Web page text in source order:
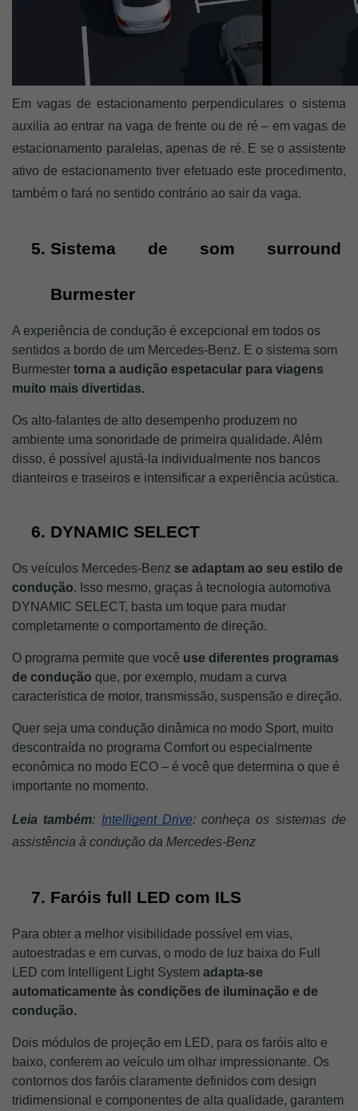
Em vagas de estacionamento perpendiculares o sistema
auxilia ao entrar na vaga de frente ou de ré – em vagas de
estacionamento paralelas, apenas de ré. E se o assistente
ativo de estacionamento tiver efetuado este procedimento,
também o fará no sentido contrário ao sair da vaga.
Sistema de som surround
Burmester
A experiência de condução é excepcional em todos os
sentidos a bordo de um Mercedes-Benz. E o sistema som
Burmester torna a audição espetacular para viagens
muito mais divertidas.
Os alto-falantes de alto desempenho produzem no
ambiente uma sonoridade de primeira qualidade. Além
disso, é possível ajustá-la individualmente nos bancos
dianteiros e traseiros e intensificar a experiência acústica.
DYNAMIC SELECT
Os veículos Mercedes-Benz se adaptam ao seu estilo de
condução. Isso mesmo, graças à tecnologia automotiva
DYNAMIC SELECT, basta um toque para mudar
completamente o comportamento de direção.
O programa permite que você use diferentes programas
de condução que, por exemplo, mudam a curva
característica de motor, transmissão, suspensão e direção.
Quer seja uma condução dinâmica no modo Sport, muito
descontraída no programa Comfort ou especialmente
econômica no modo ECO – é você que determina o que é
importante no momento.
Leia também: Intelligent Drive: conheça os sistemas de
assistência à condução da Mercedes-Benz
Faróis full LED com ILS
Para obter a melhor visibilidade possível em vias,
autoestradas e em curvas, o modo de luz baixa do Full
LED com Intelligent Light System adapta-se
automaticamente às condições de iluminação e de
condução.
Dois módulos de projeção em LED, para os faróis alto e
baixo, conferem ao veículo um olhar impressionante. Os
contornos dos faróis claramente definidos com design
tridimensional e componentes de alta qualidade, garantem